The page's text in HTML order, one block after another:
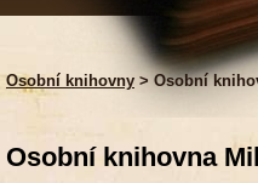
Osobní knihovny > Osobní
Osobní knihovna